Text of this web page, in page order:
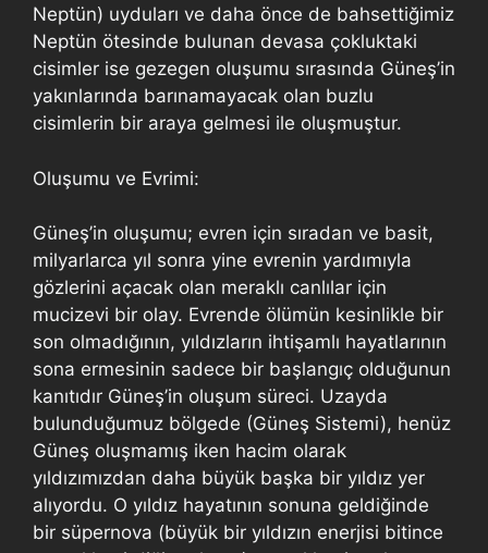
Neptün) uyduları ve daha önce de bahsettiğimiz
Neptün ötesinde bulunan devasa çokluktaki
cisimler ise gezegen oluşumu sırasında Güneş’in
yakınlarında barınamayacak olan buzlu
cisimlerin bir araya gelmesi ile oluşmuştur.
Oluşumu ve Evrimi:
Güneş’in oluşumu; evren için sıradan ve basit,
milyarlarca yıl sonra yine evrenin yardımıyla
gözlerini açacak olan meraklı canlılar için
mucizevi bir olay. Evrende ölümün kesinlikle bir
son olmadığının, yıldızların ihtişamlı hayatlarının
sona ermesinin sadece bir başlangıç olduğunun
kanıtıdır Güneş’in oluşum süreci. Uzayda
bulunduğumuz bölgede (Güneş Sistemi), henüz
Güneş oluşmamış iken hacim olarak
yıldızımızdan daha büyük başka bir yıldız yer
alıyordu. O yıldız hayatının sonuna geldiğinde
bir süpernova (büyük bir yıldızın enerjisi bitince